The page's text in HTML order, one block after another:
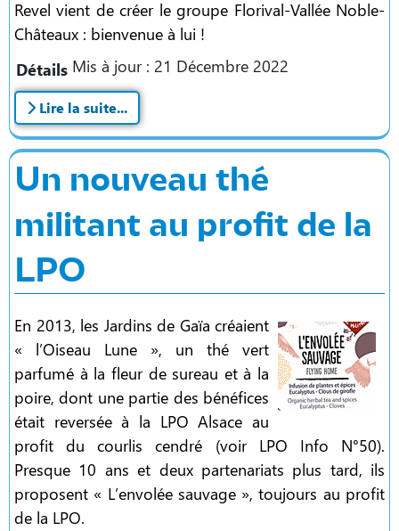
Revel vient de créer le groupe Florival-Vallée Noble-
Châteaux : bienvenue à lui !
Détails Mis à jour : 21 Décembre 2022
Lire la suite...
Un nouveau thé
militant au profit de la
LPO
En 2013, les Jardins de Gaïa créaient
« l’Oiseau Lune », un thé vert
parfumé à la fleur de sureau et à la
poire, dont une partie des bénéfices
était reversée à la LPO Alsace au
profit du courlis cendré (voir LPO Info N°50).
Presque 10 ans et deux partenariats plus tard, ils
proposent « L’envolée sauvage », toujours au profit
de la LPO.